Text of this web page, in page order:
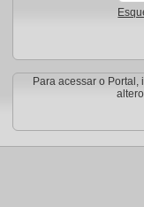
Para acessar o